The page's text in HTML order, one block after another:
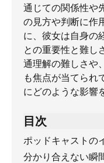
通じての関係性や
の見方や判断に作
に、彼女は自身の
との重要性と難し
通理解の難しさや
も焦点が当てられ
にどのような影響
目次
ポッドキャストの
分かり合えない瞬